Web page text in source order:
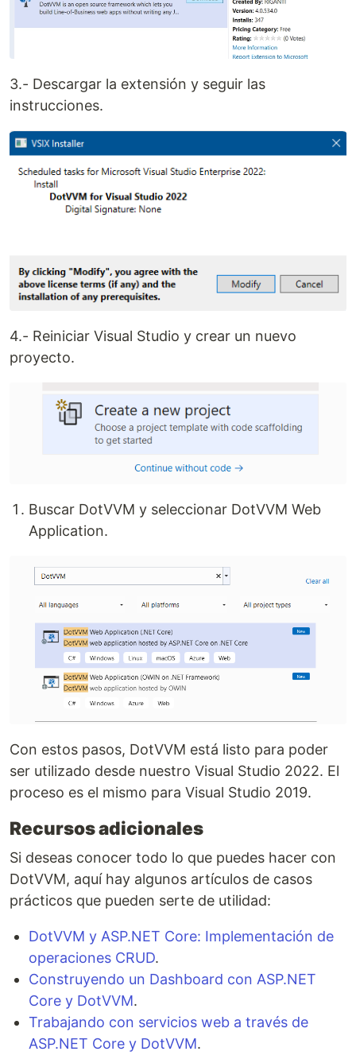
3.- Descargar la extensión y seguir las
instrucciones.
4.- Reiniciar Visual Studio y crear un nuevo
proyecto.
Buscar DotVVM y seleccionar DotVVM Web
Application.
Con estos pasos, DotVVM está listo para poder
ser utilizado desde nuestro Visual Studio 2022. El
proceso es el mismo para Visual Studio 2019.
Recursos adicionales
Si deseas conocer todo lo que puedes hacer con
DotVVM, aquí hay algunos artículos de casos
prácticos que pueden serte de utilidad:
DotVVM y ASP.NET Core: Implementación de
operaciones CRUD.
Construyendo un Dashboard con ASP.NET
Core y DotVVM.
Trabajando con servicios web a través de
ASP.NET Core y DotVVM.